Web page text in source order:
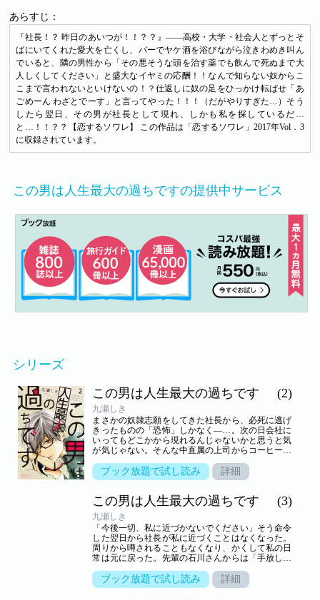
あらすじ：
『社長！？ 昨日のあいつが！！？？』――高校・大学・社会人とずっとそ
ばにいてくれた愛犬を亡くし、バーでヤケ酒を浴びながら泣きわめき叫ん
でいると、隣の男性から「その悪そうな頭を治す薬でも飲んで死ぬまで大
人しくしてください」と盛大なイヤミの応酬！！なんで知らない奴からこ
こまで言われないといけないの！？仕返しに奴の足をひっかけ転ばせ「あ
ごめーん わざとでーす」と言ってやった！！！（だがやりすぎた…）そう
したら翌日、その男が社長として現れ、しかも私を探しているだ…
と…！！？？【恋するソワレ】 この作品は「恋するソワレ」2017年Vol．3
に収録されています。
この男は人生最大の過ちですの提供中サービス
シリーズ
この男は人生最大の過ちです
(2)
九瀬しき
まさかの奴隷志願をしてきた社長から、必死に逃げ
きったものの「恐怖」しかなく―…。次の日会社に
いってもどこかから現れるんじゃないかと思うと気
が気じゃない。そんな中直属の上司からコーヒーを
あなたのコーヒーを佐藤さんが淹れなければならな
いのです？」と上司に詰め寄りまくる！！こんな位
の作品は「恋するソワレ」2017年Vol．3に収録され
ています。
ブック放題で試し読み 詳細
この男は人生最大の過ちです (3)
九瀬しき
「今後一切、私に近づかないでください」そう命令
した翌日から社長が私に近づくことはなくなった。
周りから噂されることもなくなり、かくして私の日
常は元に戻った。先輩の石川さんからは「手放しち
合ってないし、そうじゃなくても持ってるスペック
をチャラにする歪みがありますから！！――そうし
ブック放題で試し読み 詳細